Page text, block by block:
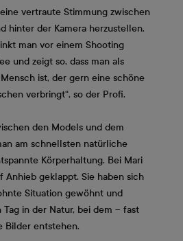
vertraute Stimmung zwischen
hinter der Kamera herzustellen.
man vor einem Shooting
und zeigt so, dass man als
ist, der gern eine schöne
verbringt“, so der Profi.
den Models und dem
am schnellsten natürliche
Körperhaltung. Bei Mari
Anhieb geklappt. Sie haben sich
Situation gewöhnt und
in der Natur, bei dem – fast
Bilder entstehen.